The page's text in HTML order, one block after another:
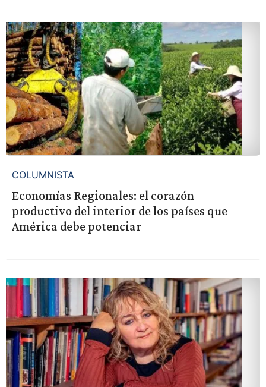
COLUMNISTA
Economías Regionales: el corazón
productivo del interior de los países que
América debe potenciar